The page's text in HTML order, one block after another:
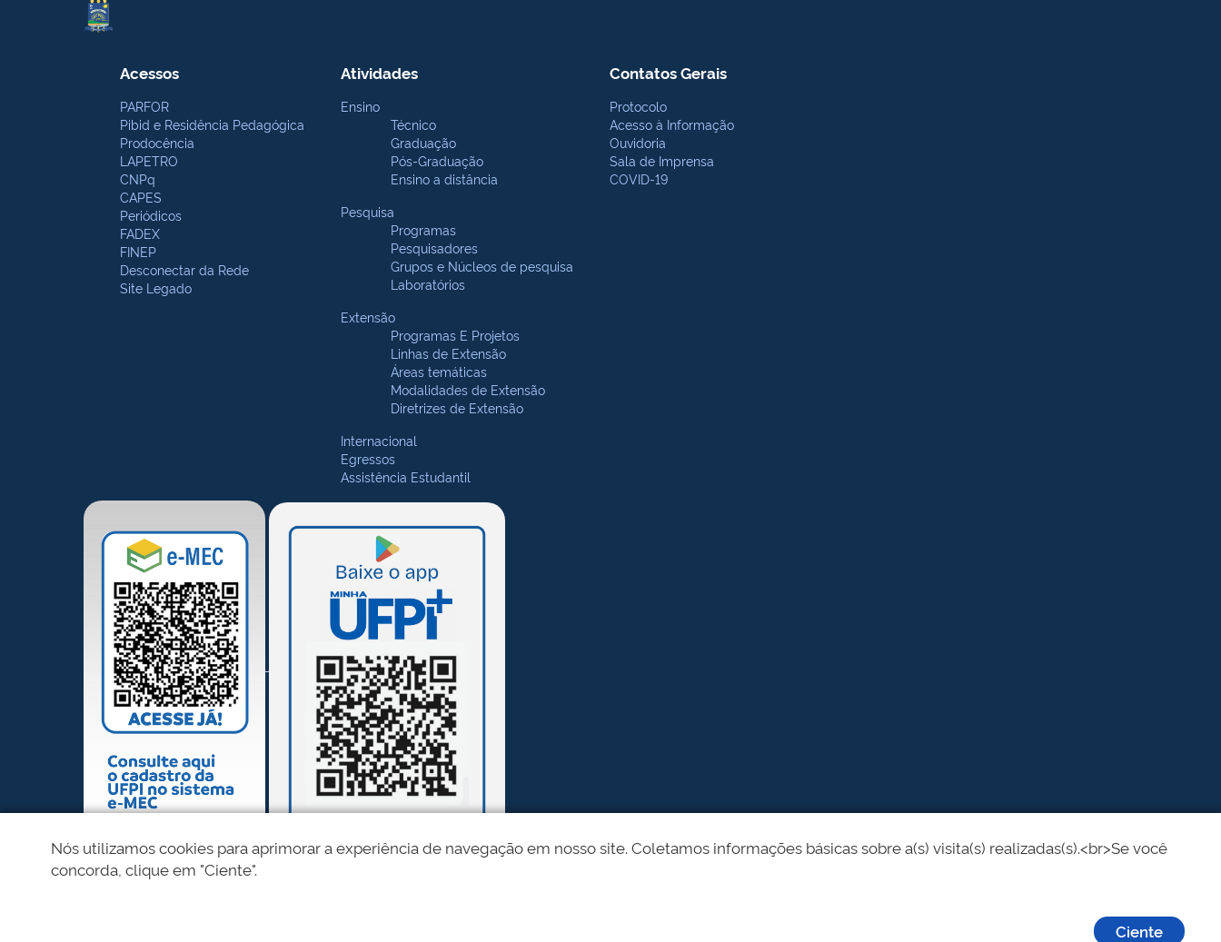
Acessos
PARFOR
Pibid e Residência Pedagógica
Prodocência
LAPETRO
CNPq
CAPES
Periódicos
FADEX
FINEP
Desconectar da Rede
Site Legado
Atividades
Ensino
Técnico
Graduação
Pós-Graduação
Ensino a distância
Pesquisa
Programas
Pesquisadores
Grupos e Núcleos de pesquisa
Laboratórios
Extensão
Programas E Projetos
Linhas de Extensão
Áreas temáticas
Modalidades de Extensão
Diretrizes de Extensão
Internacional
Egressos
Assistência Estudantil
Contatos Gerais
Protocolo
Acesso à Informação
Ouvidoria
Sala de Imprensa
COVID-19
Nós utilizamos cookies para aprimorar a experiência de navegação em nosso site. Coletamos informações básicas sobre a(s) visita(s) realizadas(s).<br>Se você
concorda, clique em "Ciente".
Ciente